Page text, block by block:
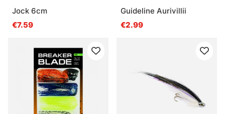
Jock 6cm
€7.59
Guideline Aurivillii
€2.99